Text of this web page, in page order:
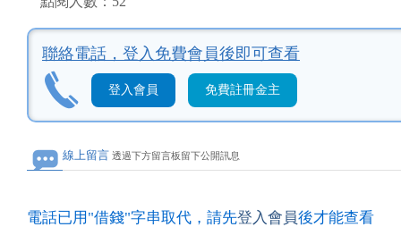
聯絡電話， 登入免費會員後即可查看
登入會員 免費註冊金主
線上留言 透過下方留言板留下公開訊息
電話已用"借錢"字串取代，請先登入會員後才能查看